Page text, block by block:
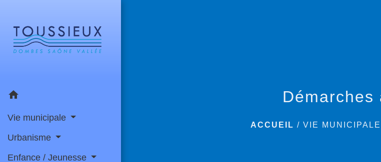
home
Vie municipale
Urbanisme
Enfance / Jeunesse
Démarches
ACCUEIL /VIE MUNICIPALE